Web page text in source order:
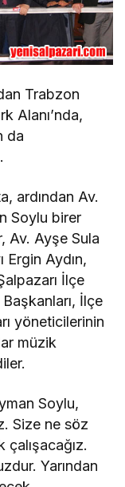
Trabzon
Alanı’nda,
da
ardından Av.
Soylu birer
Av. Ayşe Sula
Ergin Aydın,
İlçe
İlçe
yöneticilerinin
müzik
Soylu,
Size ne söz
Yarından